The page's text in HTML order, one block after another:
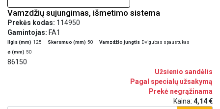
Vamzdžių sujungimas, išmetimo sistema
Prekės kodas: 114950
Gamintojas: FA1
Ilgis (mm) 125 Skersmuo (mm) 50 Vamzdžio jungtis Dvigubas spaustukas
ø (mm) 50
86150
Užsienio sandėlis
Pagal specialų užsakymą
Prekė negrąžinama
Kaina: 4,14 €